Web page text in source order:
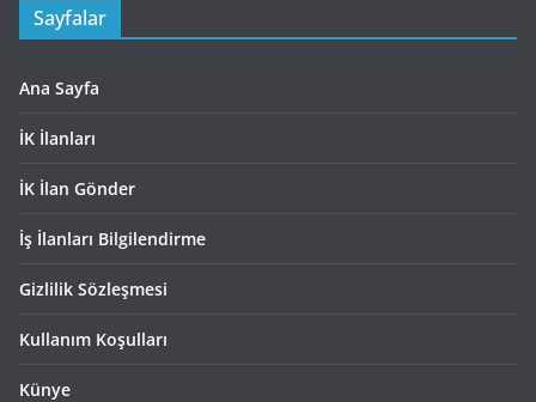
Sayfalar
Ana Sayfa
İK İlanları
İK İlan Gönder
İş İlanları Bilgilendirme
Gizlilik Sözleşmesi
Kullanım Koşulları
Künye